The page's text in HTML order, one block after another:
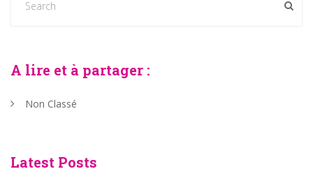
A lire et à partager :
Non Classé
Latest Posts